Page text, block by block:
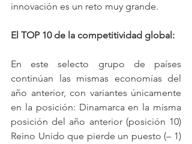
innovación es un reto muy grande.
El TOP 10 de la competitividad global:
En este selecto grupo de países
continúan las mismas economías del
año anterior, con variantes únicamente
en la posición: Dinamarca en la misma
posición del año anterior (posición 10)
Reino Unido que pierde un puesto (– 1)